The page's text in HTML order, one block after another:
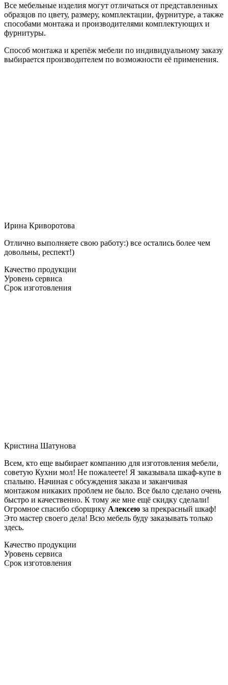
Все мебельные изделия могут отличаться от представленных
образцов по цвету, размеру, комплектации, фурнитуре, а также
способами монтажа и производителями комплектующих и
фурнитуры.
Способ монтажа и крепёж мебели по индивидуальному заказу
выбирается производителем по возможности её применения.
Ирина Криворотова
Отлично выполняете свою работу:) все остались более чем
довольны, респект!)
Качество продукции
Уровень сервиса
Срок изготовления
Кристина Шатунова
Всем, кто еще выбирает компанию для изготовления мебели,
советую Кухни мол! Не пожалеете! Я заказывала шкаф-купе в
спальню. Начиная с обсуждения заказа и заканчивая
монтажом никаких проблем не было. Все было сделано очень
быстро и качественно. К тому же мне ещё скидку сделали!
Огромное спасибо сборщику Алексею за прекрасный шкаф!
Это мастер своего дела! Всю мебель буду заказывать только
здесь.
Качество продукции
Уровень сервиса
Срок изготовления